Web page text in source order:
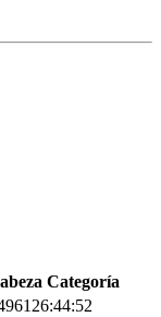
Categoría